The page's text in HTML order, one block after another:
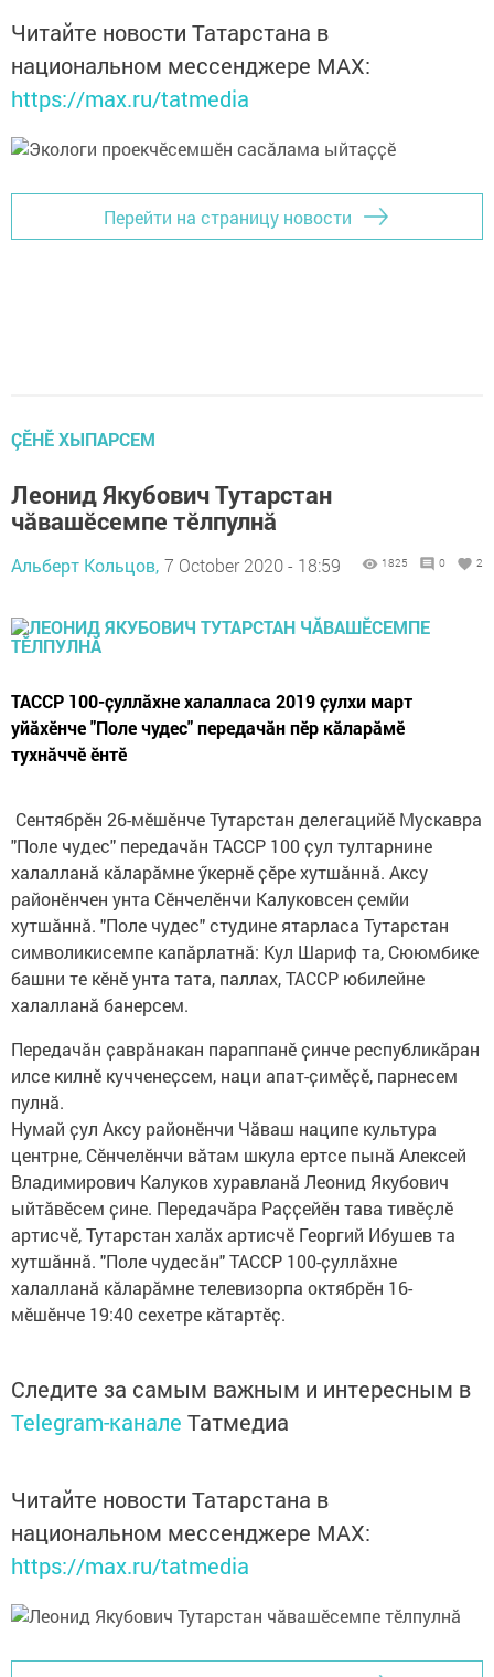
Читайте новости Татарстана в
национальном мессенджере MАХ:
https://max.ru/tatmedia
Перейти на страницу новости
ÇӖНӖ ХЫПАРСЕМ
Леонид Якубович Тутарстан
чӑвашӗсемпе тӗлпулнӑ
Альберт Кольцов, 7 October 2020 - 18:59 1825 0 2
ТАССР 100-ҫуллӑхне халалласа 2019 ҫулхи март
уйӑхӗнче "Поле чудес" передачӑн пӗр кӑларӑмӗ
тухнӑччӗ ӗнтӗ
Сентябрӗн 26-мӗшӗнче Тутарстан делегацийӗ Мускавра
"Поле чудес" передачӑн ТАССР 100 ҫул тултарнине
халалланӑ кӑларӑмне ӳкернӗ ҫӗре хутшӑннӑ. Аксу
районӗнчен унта Сӗнчелӗнчи Калуковсен ҫемйи
хутшӑннӑ. "Поле чудес" студине ятарласа Тутарстан
символикисемпе капӑрлатнӑ: Кул Шариф та, Сююмбике
башни те кӗнӗ унта тата, паллах, ТАССР юбилейне
халалланӑ банерсем.
Передачӑн ҫаврӑнакан параппанӗ ҫинче республикӑран
илсе килнӗ кучченеҫсем, наци апат-ҫимӗҫӗ, парнесем
пулнӑ.
Нумай ҫул Аксу районӗнчи Чӑваш наципе культура
центрне, Сӗнчелӗнчи вӑтам шкула ертсе пынӑ Алексей
Владимирович Калуков хуравланӑ Леонид Якубович
ыйтӑвӗсем ҫине. Передачӑра Раҫҫейӗн тава тивӗçлӗ
артисчӗ, Тутарстан халӑх артисчӗ Георгий Ибушев та
хутшӑннӑ. "Поле чудесӑн" ТАССР 100-ҫуллӑхне
халалланӑ кӑларӑмне телевизорпа октябрӗн 16-
мӗшӗнче 19:40 сехетре кӑтартӗҫ.
Следите за самым важным и интересным в
Telegram-канале Татмедиа
Читайте новости Татарстана в
национальном мессенджере MАХ:
https://max.ru/tatmedia